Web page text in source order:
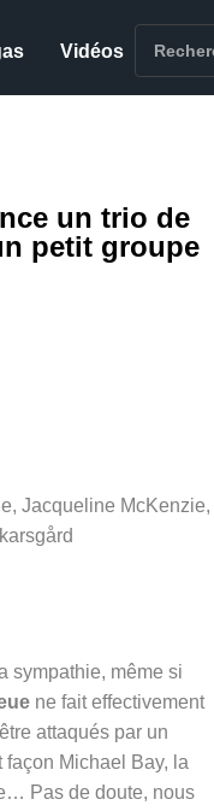
Vidéos
un trio de
petit groupe
Jacqueline McKenzie,
sympathie, même si
ne fait effectivement
attaqués par un
Michael Bay, la
Pas de doute, nous